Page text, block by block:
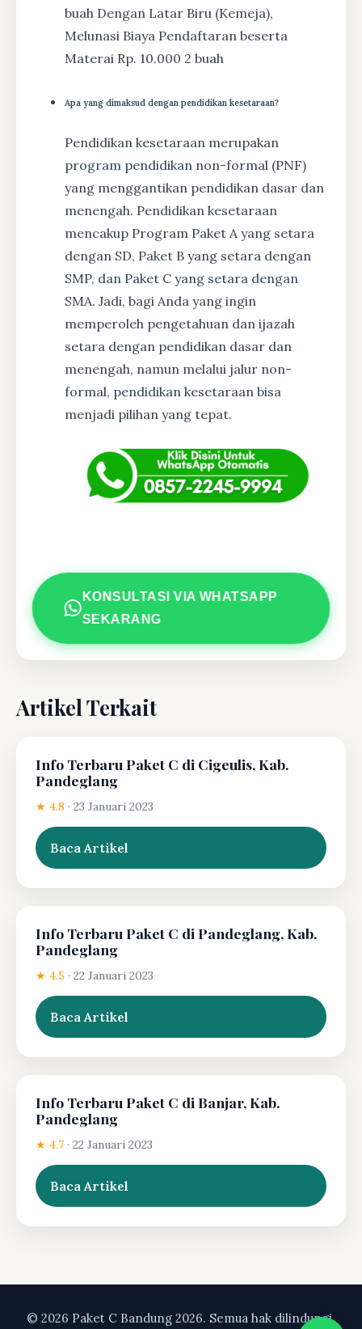
buah Dengan Latar Biru (Kemeja),
Melunasi Biaya Pendaftaran beserta
Materai Rp. 10.000 2 buah
Apa yang dimaksud dengan pendidikan kesetaraan?
Pendidikan kesetaraan merupakan
program pendidikan non-formal (PNF)
yang menggantikan pendidikan dasar dan
menengah. Pendidikan kesetaraan
mencakup Program Paket A yang setara
dengan SD, Paket B yang setara dengan
SMP, dan Paket C yang setara dengan
SMA. Jadi, bagi Anda yang ingin
memperoleh pengetahuan dan ijazah
setara dengan pendidikan dasar dan
menengah, namun melalui jalur non-
formal, pendidikan kesetaraan bisa
menjadi pilihan yang tepat.
KONSULTASI VIA WHATSAPP
SEKARANG
Artikel Terkait
Info Terbaru Paket C di Cigeulis, Kab.
Pandeglang
★ 4.8 · 23 Januari 2023
Baca Artikel
Info Terbaru Paket C di Pandeglang, Kab.
Pandeglang
★ 4.5 · 22 Januari 2023
Baca Artikel
Info Terbaru Paket C di Banjar, Kab.
Pandeglang
★ 4.7 · 22 Januari 2023
Baca Artikel
© 2026 Paket C Bandung 2026. Semua hak dilindungi.